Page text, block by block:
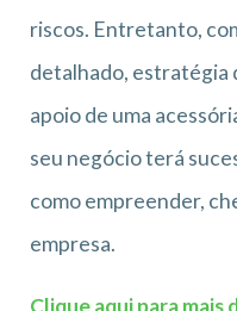
riscos. Entretanto,
detalhado, estratégia
apoio de uma
seu negócio terá
como empreender,
empresa.
Clique aqui para